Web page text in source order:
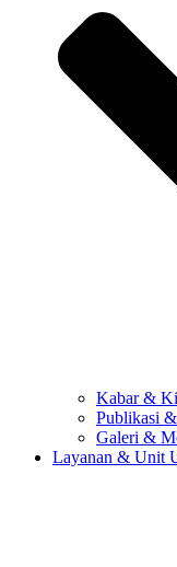
Kabar &
Publikasi
Galeri &
Layanan & Unit